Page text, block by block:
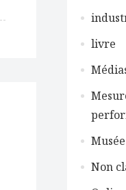
livre
Musée
Non